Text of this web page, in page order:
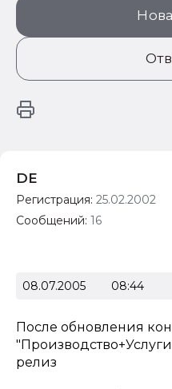
DE
Регистрация: 25.02.2002
Сообщений: 16
08.07.2005 08:44
После обновления
релиз